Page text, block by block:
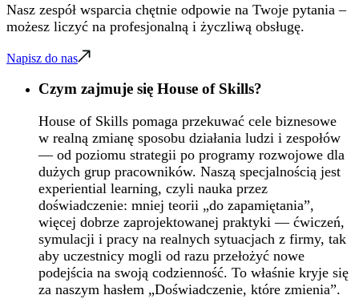
Nasz zespół wsparcia chętnie odpowie na Twoje pytania –
możesz liczyć na profesjonalną i życzliwą obsługę.
Napisz do nas
Czym zajmuje się House of Skills?
House of Skills pomaga przekuwać cele biznesowe
w realną zmianę sposobu działania ludzi i zespołów
— od poziomu strategii po programy rozwojowe dla
dużych grup pracowników. Naszą specjalnością jest
experiential learning, czyli nauka przez
doświadczenie: mniej teorii „do zapamiętania”,
więcej dobrze zaprojektowanej praktyki — ćwiczeń,
symulacji i pracy na realnych sytuacjach z firmy, tak
aby uczestnicy mogli od razu przełożyć nowe
podejścia na swoją codzienność. To właśnie kryje się
za naszym hasłem „Doświadczenie, które zmienia”.